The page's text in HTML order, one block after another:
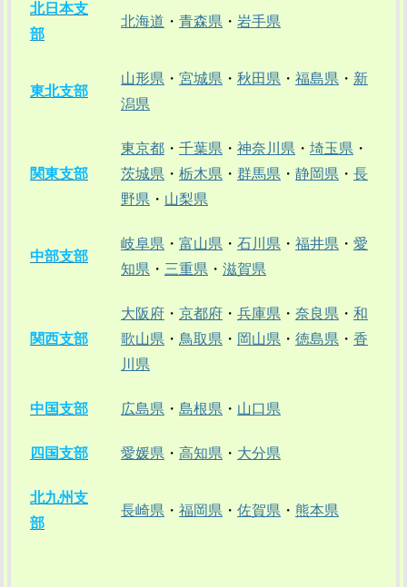
北日本支
部
北海道 ・ 青森県 ・ 岩手県
東北支部
山形県 ・ 宮城県 ・ 秋田県 ・ 福島県 ・ 新
潟県
関東支部
東京都 ・ 千葉県 ・ 神奈川県 ・ 埼玉県 ・
茨城県 ・ 栃木県 ・ 群馬県 ・ 静岡県 ・ 長
野県 ・ 山梨県
中部支部
岐阜県 ・ 富山県 ・ 石川県 ・ 福井県 ・ 愛
知県 ・ 三重県 ・ 滋賀県
関西支部
大阪府 ・ 京都府 ・ 兵庫県 ・ 奈良県 ・ 和
歌山県 ・ 鳥取県 ・ 岡山県 ・ 徳島県 ・ 香
川県
中国支部 広島県 ・ 島根県 ・ 山口県
四国支部 愛媛県 ・ 高知県 ・ 大分県
北九州支
部
長崎県 ・ 福岡県 ・ 佐賀県 ・ 熊本県